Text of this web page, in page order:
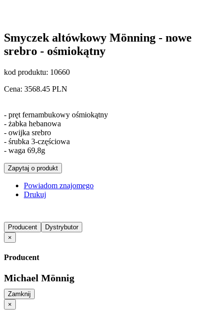
Smyczek altówkowy Mönning - nowe
srebro - ośmiokątny
kod produktu: 10660
Cena: 3568.45 PLN
- pręt fernambukowy ośmiokątny
- żabka hebanowa
- owijka srebro
- śrubka 3-częściowa
- waga 69,8g
Zapytaj o produkt
Powiadom znajomego
Drukuj
Producent
Dystrybutor
×
Producent
Michael Mönnig
Zamknij
×